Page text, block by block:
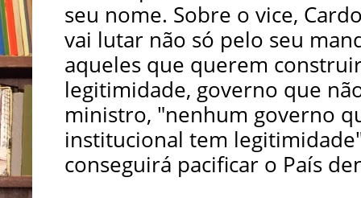
seu nome. Sobre o vice,
vai lutar não só pelo seu
aqueles que querem
legitimidade, governo que
ministro, "nenhum governo
institucional tem
conseguirá pacificar o País